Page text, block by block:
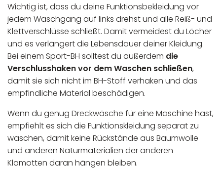
Wichtig ist, dass du deine Funktionsbekleidung vor
jedem Waschgang auf links drehst und alle Reiß- und
Klettverschlüsse schließt. Damit vermeidest du Löcher
und es verlängert die Lebensdauer deiner Kleidung.
Bei einem Sport-BH solltest du außerdem die
Verschlusshaken vor dem Waschen schließen,
damit sie sich nicht im BH-Stoff verhaken und das
empfindliche Material beschädigen.
Wenn du genug Dreckwäsche für eine Maschine hast,
empfiehlt es sich die Funktionskleidung separat zu
waschen, damit keine Rückstände aus Baumwolle
und anderen Naturmaterialien der anderen
Klamotten daran hängen bleiben.